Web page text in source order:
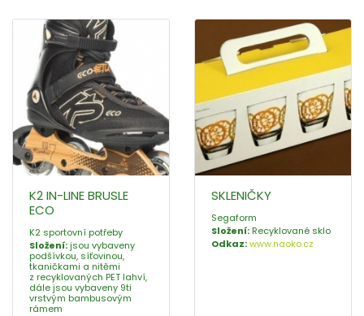
K2 IN-LINE BRUSLE
ECO
K2 sportovní potřeby
Složení:jsou vybaveny
podšívkou, síťovinou,
tkaničkami a nitěmi
z recyklovaných PET lahví,
dále jsou vybaveny 9ti
vrstvým bambusovým
rámem
SKLENIČKY
Segaform
Složení: Recyklované sklo
Odkaz:www.naoko.cz